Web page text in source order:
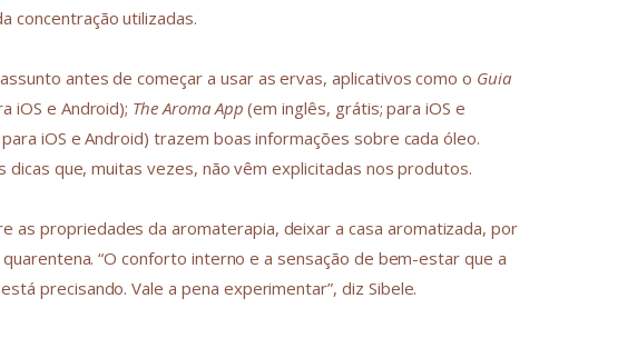
concentração utilizadas.
antes de começar a usar as ervas, aplicativos como o Guia
iOS e Android); The Aroma App(em inglês, grátis; para iOS e
iOS e Android) trazem boas informações sobre cada óleo.
que, muitas vezes, não vêm explicitadas nos produtos.
as propriedades da aromaterapia, deixar a casa aromatizada, por
“O conforto interno e a sensação de bem-estar que a
precisando. Vale a pena experimentar”, diz Sibele.